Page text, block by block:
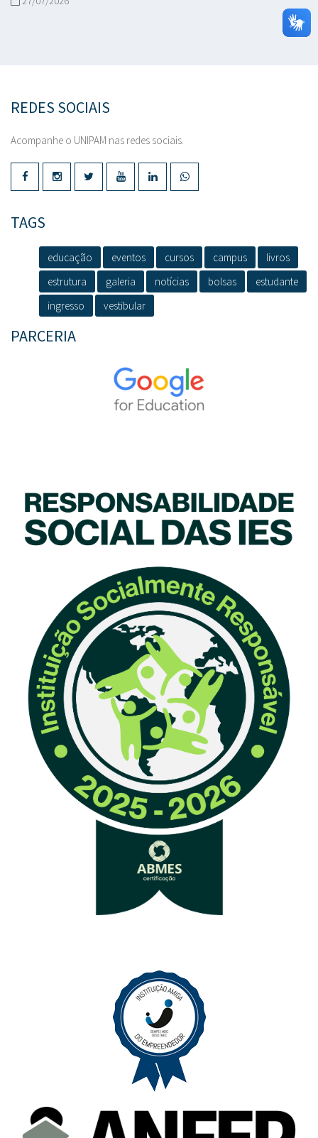
REDES SOCIAIS
Acompanhe o UNIPAM nas redes sociais.
TAGS
educação eventos cursos campus
livros
estrutura
galeria notícias bolsas
estudante
ingresso
vestibular
PARCERIA